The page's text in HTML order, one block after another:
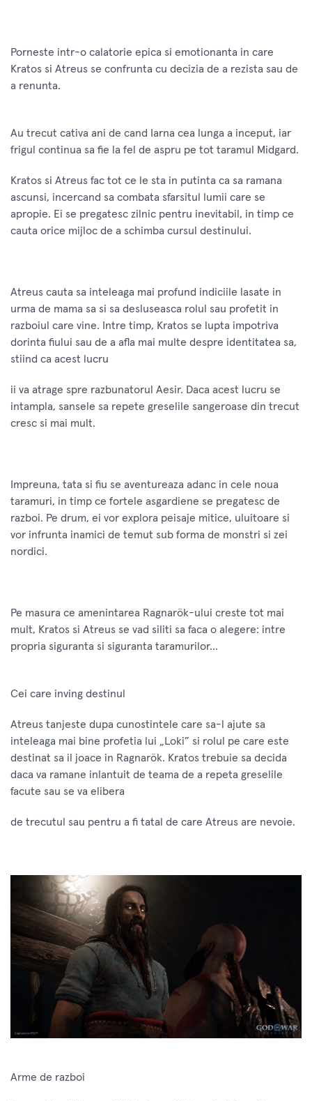
Porneste intr-o calatorie epica si emotionanta in care
Kratos si Atreus se confrunta cu decizia de a rezista sau de
a renunta.
Au trecut cativa ani de cand Iarna cea lunga a inceput, iar
frigul continua sa fie la fel de aspru pe tot taramul Midgard.
Kratos si Atreus fac tot ce le sta in putinta ca sa ramana
ascunsi, incercand sa combata sfarsitul lumii care se
apropie. Ei se pregatesc zilnic pentru inevitabil, in timp ce
cauta orice mijloc de a schimba cursul destinului.
Atreus cauta sa inteleaga mai profund indiciile lasate in
urma de mama sa si sa desluseasca rolul sau profetit in
razboiul care vine. Intre timp, Kratos se lupta impotriva
dorinta fiului sau de a afla mai multe despre identitatea sa,
stiind ca acest lucru
ii va atrage spre razbunatorul Aesir. Daca acest lucru se
intampla, sansele sa repete greselile sangeroase din trecut
cresc si mai mult.
Impreuna, tata si fiu se aventureaza adanc in cele noua
taramuri, in timp ce fortele asgardiene se pregatesc de
razboi. Pe drum, ei vor explora peisaje mitice, uluitoare si
vor infrunta inamici de temut sub forma de monstri si zei
nordici.
Pe masura ce amenintarea Ragnarök-ului creste tot mai
mult, Kratos si Atreus se vad siliti sa faca o alegere: intre
propria siguranta si siguranta taramurilor…
Cei care inving destinul
Atreus tanjeste dupa cunostintele care sa-l ajute sa
inteleaga mai bine profetia lui „Loki” si rolul pe care este
destinat sa il joace in Ragnarök. Kratos trebuie sa decida
daca va ramane inlantuit de teama de a repeta greselile
facute sau se va elibera
de trecutul sau pentru a fi tatal de care Atreus are nevoie.
Arme de razboi